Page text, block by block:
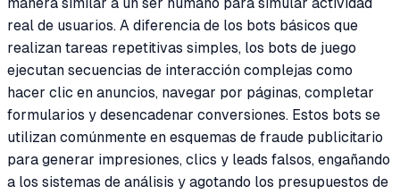
real de usuarios. A diferencia de los bots básicos que
realizan tareas repetitivas simples, los bots de juego
ejecutan secuencias de interacción complejas como
hacer clic en anuncios, navegar por páginas, completar
formularios y desencadenar conversiones. Estos bots se
utilizan comúnmente en esquemas de fraude publicitario
para generar impresiones, clics y leads falsos, engañando
a los sistemas de análisis y agotando los presupuestos de